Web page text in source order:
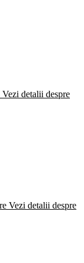
Vezi detalii despre
Vezi detalii despre